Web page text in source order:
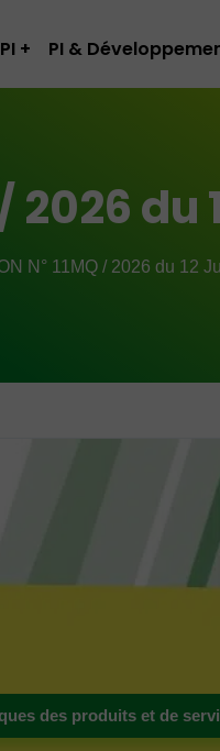
PI &
/ 2026
N° 11MQ / 2026 du 12
des produits et de